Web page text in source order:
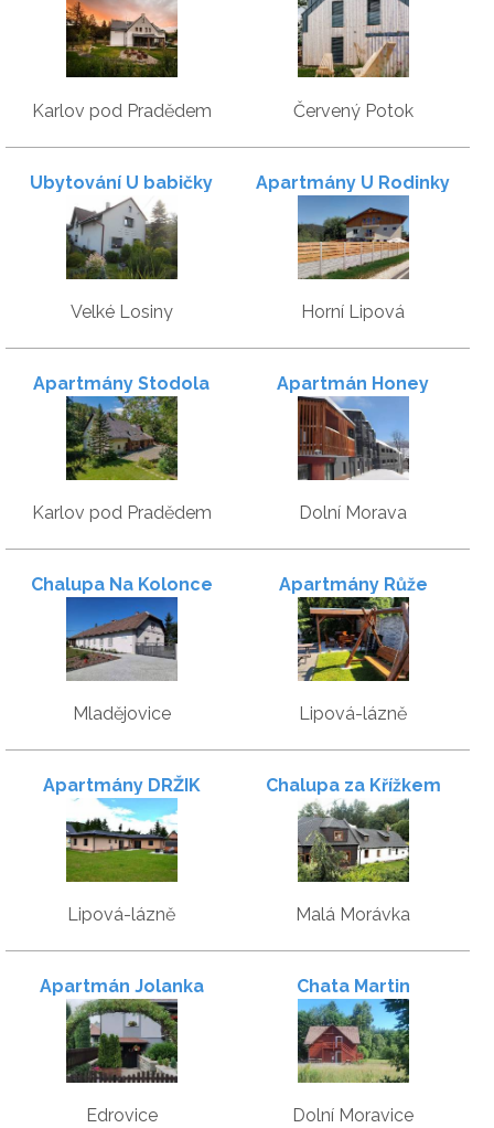
Karlov pod Pradědem Červený Potok
Ubytování U babičky
Velké Losiny
Apartmány U Rodinky
Horní Lipová
Apartmány Stodola
Karlov pod Pradědem
Apartmán Honey
Dolní Morava
Chalupa Na Kolonce
Mladějovice
Apartmány Růže
Lipová-lázně
Apartmány DRŽIK
Lipová-lázně
Chalupa za Křížkem
Malá Morávka
Apartmán Jolanka
Edrovice
Chata Martin
Dolní Moravice